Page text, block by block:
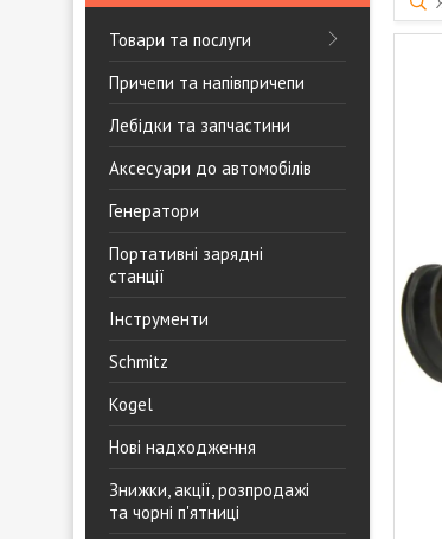
Товари та послуги
Причепи та напівпричепи
Лебідки та запчастини
Аксесуари до автомобілів
Генератори
Портативні зарядні
станції
Інструменти
Schmitz
Kogel
Нові надходження
Знижки, акції, розпродажі
та чорні п'ятниці